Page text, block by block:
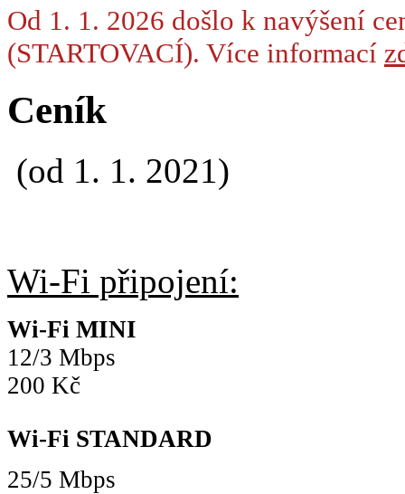
Od 1. 1. 2026 došlo k navýšení
(STARTOVACÍ). Více informací
Ceník
(od 1. 1. 2021)
Wi-Fi připojení:
Wi-Fi MINI
12/3 Mbps
200 Kč
Wi-Fi STANDARD
25/5 Mbps